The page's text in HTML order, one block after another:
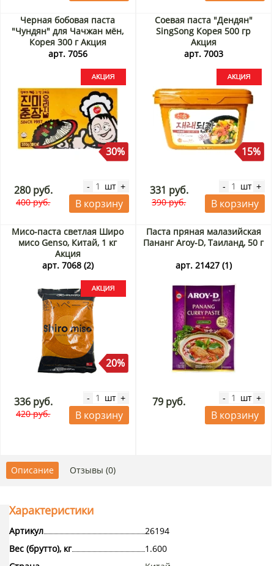
Черная бобовая паста
"Чундян" для Чачжан мён,
Корея 300 г Акция
арт. 7056
30%
280 руб.
400 руб.
- шт +
В корзину
Соевая паста "Дендян"
SingSong Корея 500 гр
Акция
арт. 7003
15%
331 руб.
390 руб.
- шт +
В корзину
Мисо-паста светлая Широ
мисо Genso, Китай, 1 кг
Акция
арт. 7068 (2)
20%
336 руб.
420 руб.
- шт +
В корзину
Паста пряная малазийская
Пананг Aroy-D, Таиланд, 50 г
арт. 21427 (1)
79 руб. - шт +
В корзину
Описание Отзывы (0)
Характеристики
Артикул
26194
Вес (брутто), кг
1.600